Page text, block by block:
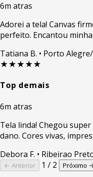
6m atras
Adorei a tela! Canvas
perfeito. Encantou
Tatiana B. • Porto Alegre/
★★★★★
Top demais
6m atras
Tela linda! Chegou
dano. Cores vivas,
Debora F. • Ribeirao
← Anterior 1 / 2 Próximo